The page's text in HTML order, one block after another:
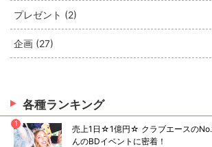
プレゼント (2)
企画 (27)
各種ランキング
1
売上1日☆1億円☆ クラブエースの
んのBDイベントに密着！